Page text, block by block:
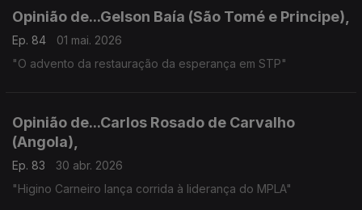
Opinião de...Gelson Baía (São Tomé e Principe),
Ep. 84
01 mai. 2026
"O advento da restauração da esperança em STP"
Opinião de...Carlos Rosado de Carvalho
(Angola),
Ep. 83
30 abr. 2026
"Higino Carneiro lança corrida à liderança do MPLA"